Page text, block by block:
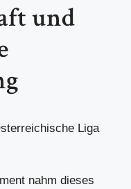
und
Liga
nahm dieses